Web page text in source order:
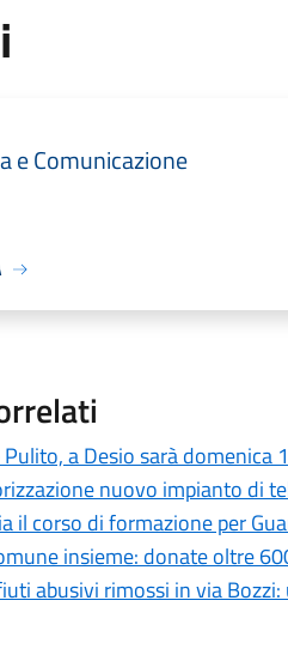
e Comunicazione
a Desio sarà domenica
nuovo impianto di
il corso di formazione per
insieme: donate oltre
abusivi rimossi in via